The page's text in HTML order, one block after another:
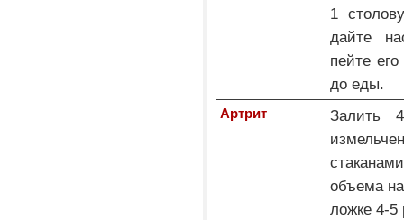
1
дайте
пейте
до еды.
Артрит
Залить
объема
ложке 4-5